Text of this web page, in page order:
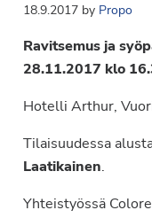
18.9.2017by Propo
Ravitsemus ja
28.11.2017 klo
Hotelli Arthur,
Tilaisuudessa
Laatikainen.
Yhteistyössä